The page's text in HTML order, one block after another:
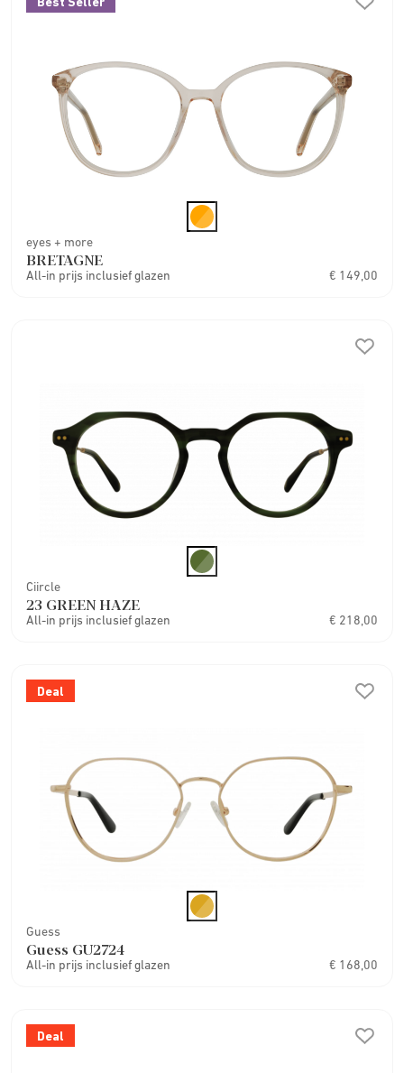
eyes + more
BRETAGNE
All-in prijs inclusief glazen € 149,00
Ciircle
23 GREEN HAZE
All-in prijs inclusief glazen € 218,00
Deal
Guess
Guess GU2724
All-in prijs inclusief glazen € 168,00
Deal